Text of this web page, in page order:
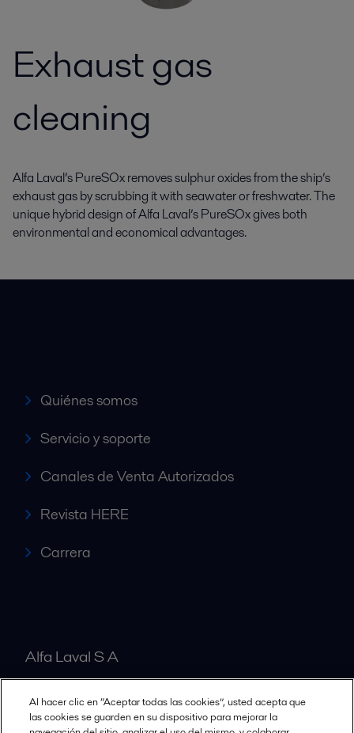
Exhaust gas
cleaning
Alfa Laval’s PureSOx removes sulphur oxides from the ship’s
exhaust gas by scrubbing it with seawater or freshwater. The
unique hybrid design of Alfa Laval’s PureSOx gives both
environmental and economical advantages.
Quiénes somos
Servicio y soporte
Canales de Venta Autorizados
Revista HERE
Carrera
Alfa Laval S A
Nuestras oficinas
Al hacer clic en “Aceptar todas las cookies”, usted acepta que
las cookies se guarden en su dispositivo para mejorar la